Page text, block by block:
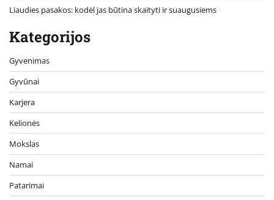
Liaudies pasakos: kodėl jas būtina skaityti ir suaugusiems
Kategorijos
Gyvenimas
Gyvūnai
Karjera
Kelionės
Mokslas
Namai
Patarimai